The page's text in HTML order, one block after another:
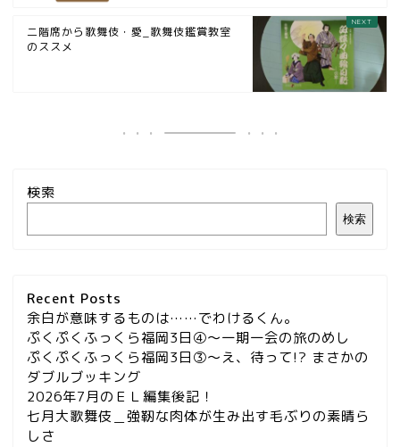
二階席から歌舞伎・愛_歌舞伎鑑賞教室
のススメ
検索
検索
Recent Posts
余白が意味するものは……でわけるくん。
ぷくぷくふっくら福岡3日④～一期一会の旅のめし
ぷくぷくふっくら福岡3日③～え、待って!? まさかの
ダブルブッキング
2026年7月のＥＬ編集後記！
七月大歌舞伎＿強靭な肉体が生み出す毛ぶりの素晴ら
しさ